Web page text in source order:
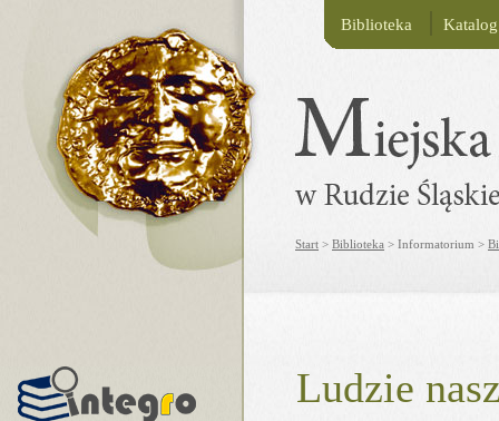
Biblioteka
Start > Biblioteka > Informatorium >
Ludzie